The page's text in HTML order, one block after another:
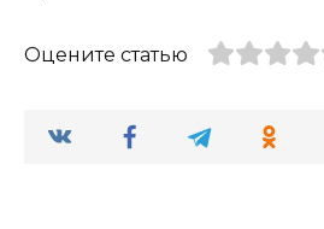
Оцените статью